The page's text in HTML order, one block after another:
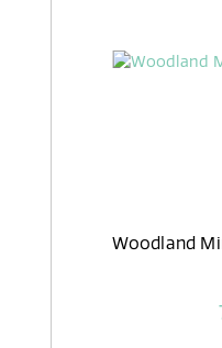
Woodland